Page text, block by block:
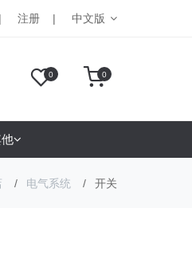
注册 中文版
0 0
电气系统 开关